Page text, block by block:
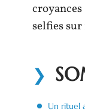
croyances
selfies
Un rituel